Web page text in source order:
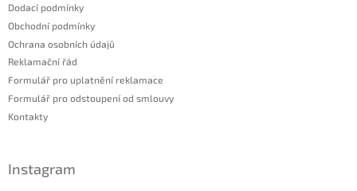
Dodací podmínky
Obchodní podmínky
Ochrana osobních údajů
Reklamační řád
Formulář pro uplatnění reklamace
Formulář pro odstoupení od smlouvy
Kontakty
Instagram